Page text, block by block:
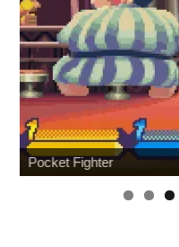
Pocket Fighter